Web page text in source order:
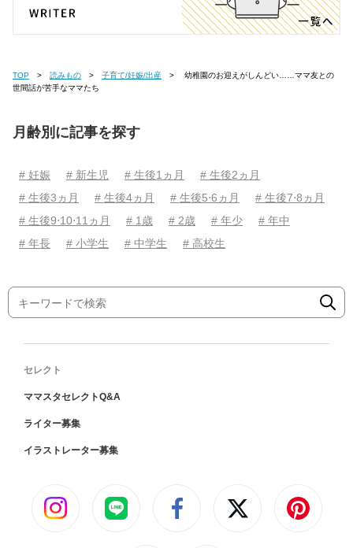
TOP 読みもの 子育て/妊娠/出産
世間話が苦手なママたち
月齢別に記事を探す
# 妊娠 # 新生児 # 生後1ヵ月
# 生後2ヵ月
# 生後3ヵ月
# 生後4ヵ月 # 生後5⋅6ヵ月
# 生後7⋅8ヵ月
# 生後9⋅10⋅11ヵ月
# 1歳 # 2歳 # 年少
# 年中
# 年長
# 小学生 # 中学生 # 高校生
セレクト
ママスタセレクトQ&A
ライター募集
イラストレーター募集